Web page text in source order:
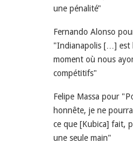
une pénalité"
Fernando Alonso
"Indianapolis […] est
moment où nous
compétitifs"
Felipe Massa pour
honnête, je ne
ce que [Kubica] fait,
une seule main"